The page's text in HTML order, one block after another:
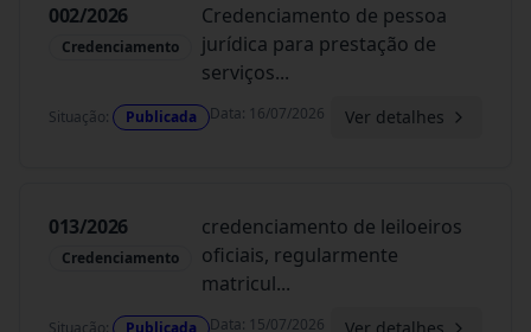
002/2026
Credenciamento
Credenciamento de pessoa
jurídica para prestação de
serviços...
Situação: Publicada Data: 16/07/2026 Ver detalhes
013/2026
Credenciamento
credenciamento de leiloeiros
oficiais, regularmente
matricul...
Situação: Publicada Data: 15/07/2026